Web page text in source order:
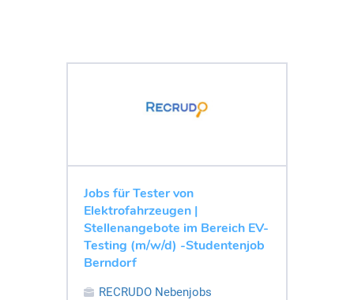
Jobs für Tester von
Elektrofahrzeugen |
Stellenangebote im Bereich EV-
Testing (m/w/d) -Studentenjob
Berndorf
RECRUDO Nebenjobs